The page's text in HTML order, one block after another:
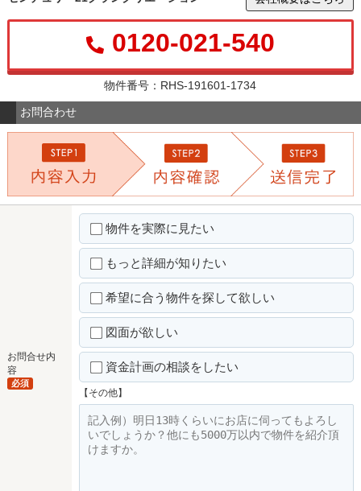
0120-021-540
物件番号：RHS-191601-1734
お問合わせ
お問合せ内
容
必須
物件を実際に見たい
もっと詳細が知りたい
希望に合う物件を探して欲しい
図面が欲しい
資金計画の相談をしたい
【その他】